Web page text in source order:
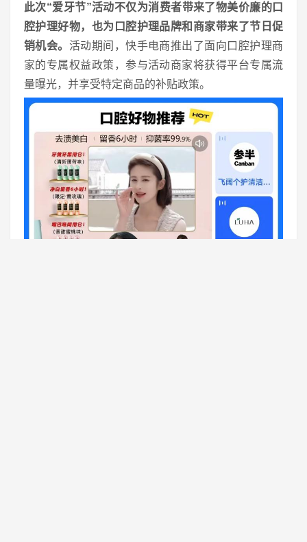
此次“爱牙节”活动不仅为消费者带来了物美价廉的口
腔护理好物，也为口腔护理品牌和商家带来了节日促
销机会。 活动期间，快手电商推出了面向口腔护理商
家的专属权益政策，参与活动商家将获得平台专属流
量曝光，并享受特定商品的补贴政策。